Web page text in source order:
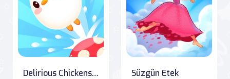
Delirious Chickens: Jumping Adventure Süzgün Etek